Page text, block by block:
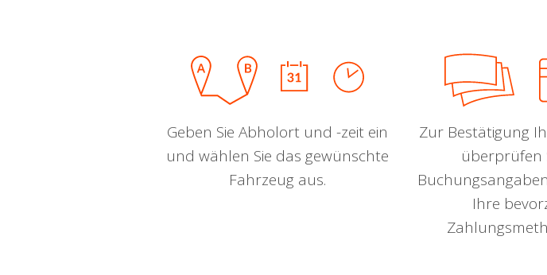
Geben Sie Abholort und -zeit ein
und wählen Sie das gewünschte
Fahrzeug aus.
Zur Bestätigung
überprüfen
Ihre